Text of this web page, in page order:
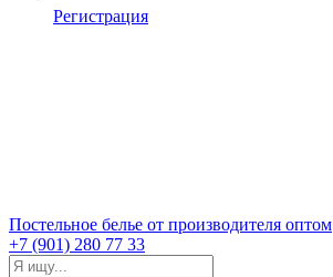
Регистрация
Постельное белье от производителя оптом
+7 (901) 280 77 33